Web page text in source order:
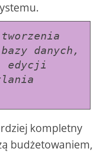
danych,
edycji
kompletny
budżetowaniem,